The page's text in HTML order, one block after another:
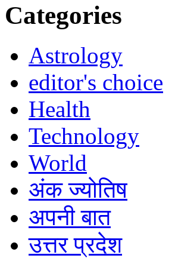
Categories
Astrology
editor's choice
Health
Technology
World
अंक ज्योतिष
अपनी बात
उत्तर प्रदेश